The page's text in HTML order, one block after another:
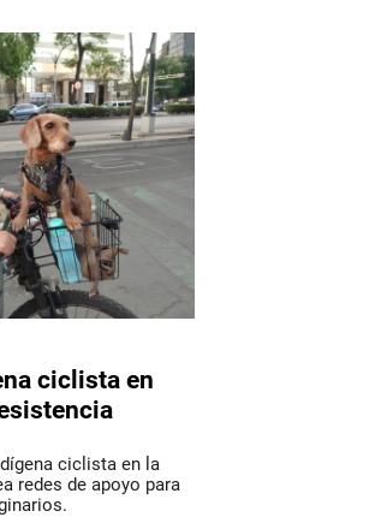
ciclista en
ciclista en la